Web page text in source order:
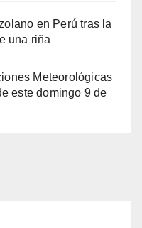
en Perú tras la
una riña
Meteorológicas
este domingo 9 de